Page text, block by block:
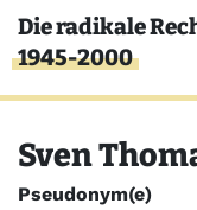
Direkt zum Inhalt
Die radikale
1945-2000
Sven
Pseudonym(e)